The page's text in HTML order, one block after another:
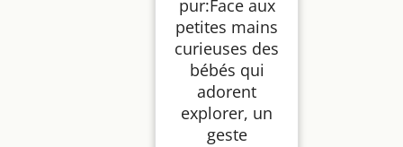
pur:Face aux
petites mains
curieuses des
bébés qui
adorent
explorer, un
geste